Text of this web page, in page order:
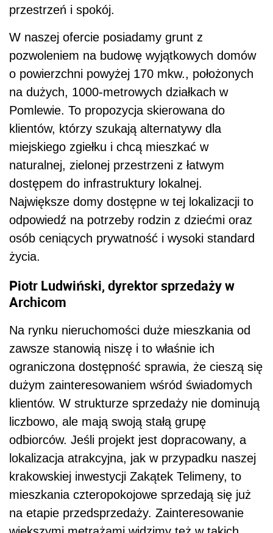
przestrzeń i spokój.
W naszej ofercie posiadamy grunt z
pozwoleniem na budowę wyjątkowych domów
o powierzchni powyżej 170 mkw., położonych
na dużych, 1000-metrowych działkach w
Pomlewie. To propozycja skierowana do
klientów, którzy szukają alternatywy dla
miejskiego zgiełku i chcą mieszkać w
naturalnej, zielonej przestrzeni z łatwym
dostępem do infrastruktury lokalnej.
Największe domy dostępne w tej lokalizacji to
odpowiedź na potrzeby rodzin z dziećmi oraz
osób ceniących prywatność i wysoki standard
życia.
Piotr Ludwiński, dyrektor sprzedaży w
Archicom
Na rynku nieruchomości duże mieszkania od
zawsze stanowią niszę i to właśnie ich
ograniczona dostępność sprawia, że cieszą się
dużym zainteresowaniem wśród świadomych
klientów. W strukturze sprzedaży nie dominują
liczbowo, ale mają swoją stałą grupę
odbiorców. Jeśli projekt jest dopracowany, a
lokalizacja atrakcyjna, jak w przypadku naszej
krakowskiej inwestycji Zakątek Telimeny, to
mieszkania czteropokojowe sprzedają się już
na etapie przedsprzedaży. Zainteresowanie